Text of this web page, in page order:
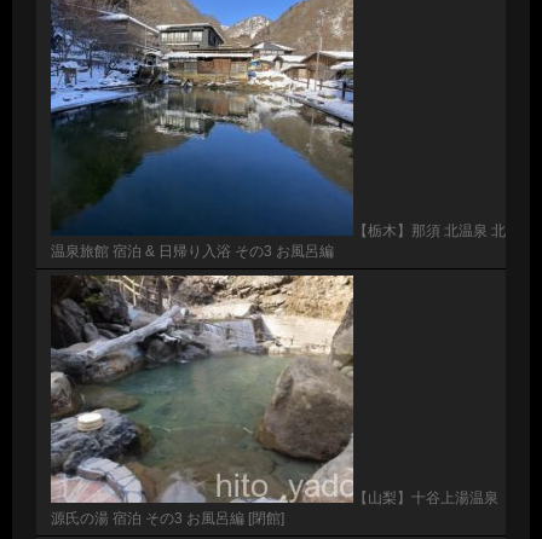
【栃木】那須 北温泉 北
温泉旅館 宿泊 & 日帰り入浴 その3 お風呂編
【山梨】十谷上湯温泉
源氏の湯 宿泊 その3 お風呂編 [閉館]